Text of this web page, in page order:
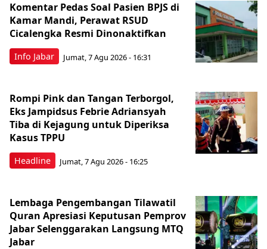
Info Jabar
Komentar Pedas Soal Pasien BPJS di
Kamar Mandi, Perawat RSUD
Cicalengka Resmi Dinonaktifkan
Jumat, 7 Agu 2026 - 16:31
Headline
Rompi Pink dan Tangan Terborgol,
Eks Jampidsus Febrie Adriansyah
Tiba di Kejagung untuk Diperiksa
Kasus TPPU
Jumat, 7 Agu 2026 - 16:25
Lembaga Pengembangan Tilawatil
Quran Apresiasi Keputusan Pemprov
Jabar Selenggarakan Langsung MTQ
Jabar